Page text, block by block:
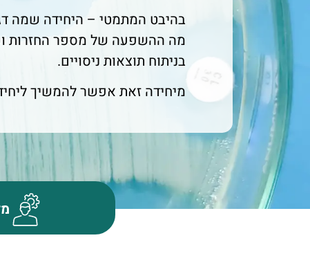
בהיבט המתמטי – היחידה שמה
מה ההשפעה של מספר החזרות
בניתוח תוצאות ניסויים.
מיחידה זאת אפשר להמשיך